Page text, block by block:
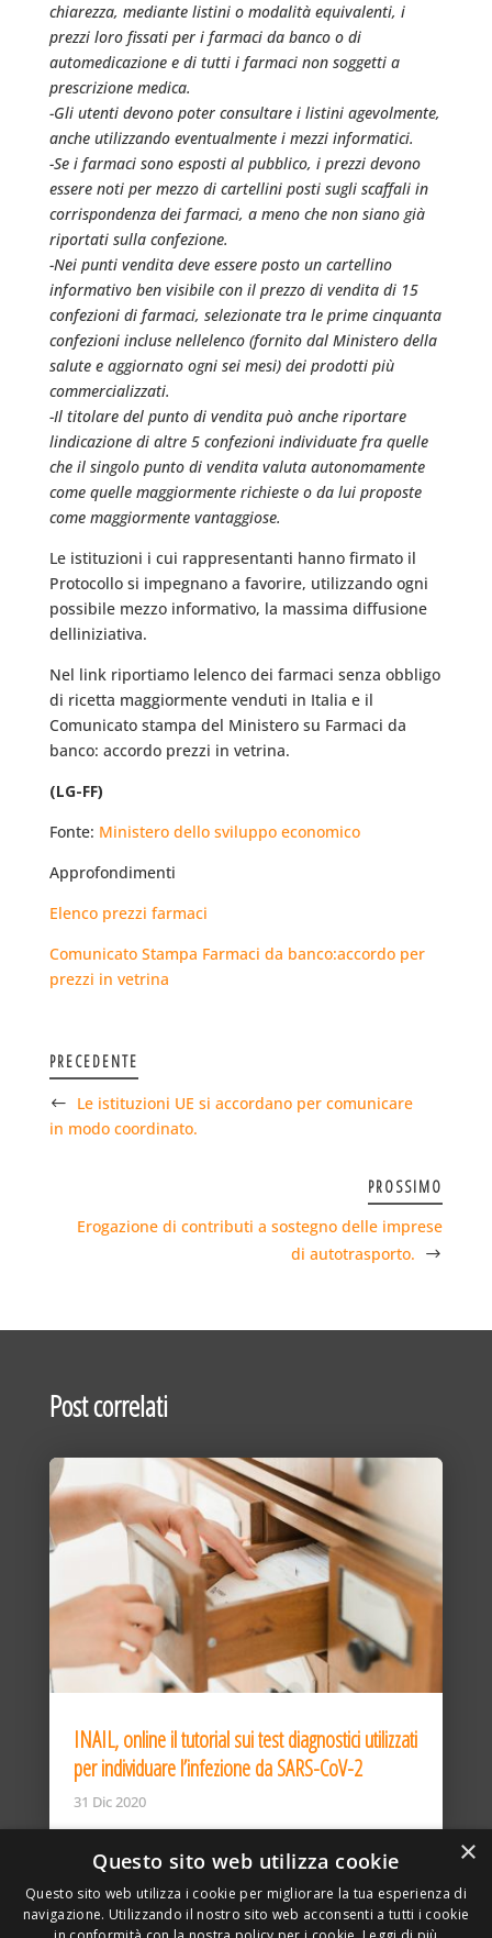
chiarezza, mediante listini o modalità equivalenti, i
prezzi loro fissati per i farmaci da banco o di
automedicazione e di tutti i farmaci non soggetti a
prescrizione medica.
-Gli utenti devono poter consultare i listini agevolmente,
anche utilizzando eventualmente i mezzi informatici.
-Se i farmaci sono esposti al pubblico, i prezzi devono
essere noti per mezzo di cartellini posti sugli scaffali in
corrispondenza dei farmaci, a meno che non siano già
riportati sulla confezione.
-Nei punti vendita deve essere posto un cartellino
informativo ben visibile con il prezzo di vendita di 15
confezioni di farmaci, selezionate tra le prime cinquanta
confezioni incluse nellelenco (fornito dal Ministero della
salute e aggiornato ogni sei mesi) dei prodotti più
commercializzati.
-Il titolare del punto di vendita può anche riportare
lindicazione di altre 5 confezioni individuate fra quelle
che il singolo punto di vendita valuta autonomamente
come quelle maggiormente richieste o da lui proposte
come maggiormente vantaggiose.
Le istituzioni i cui rappresentanti hanno firmato il
Protocollo si impegnano a favorire, utilizzando ogni
possibile mezzo informativo, la massima diffusione
delliniziativa.
Nel link riportiamo lelenco dei farmaci senza obbligo
di ricetta maggiormente venduti in Italia e il
Comunicato stampa del Ministero su Farmaci da
banco: accordo prezzi in vetrina.
(LG-FF)
Fonte: Ministero dello sviluppo economico
Approfondimenti
Elenco prezzi farmaci
Comunicato Stampa Farmaci da banco:accordo per
prezzi in vetrina
PRECEDENTE
Le istituzioni UE si accordano per comunicare
in modo coordinato.
PROSSIMO
Erogazione di contributi a sostegno delle imprese
di autotrasporto.
Post correlati
INAIL, online il tutorial sui test diagnostici utilizzati
per individuare l’infezione da SARS-CoV-2
31 Dic 2020
×
Questo sito web utilizza cookie
Questo sito web utilizza i cookie per migliorare la tua esperienza di
navigazione. Utilizzando il nostro sito web acconsenti a tutti i cookie